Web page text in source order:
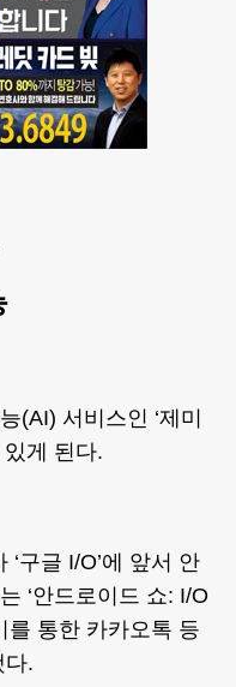
(AI) 서비스인 ‘제미
있게 된다.
구글 I/O’에 앞서 안
‘안드로이드 쇼: I/O
를 통한 카카오톡 등
다.